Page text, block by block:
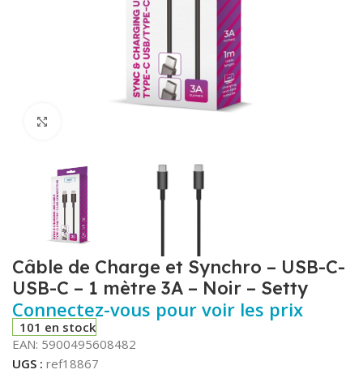
Câble de Charge et Synchro – USB-C-
USB-C – 1 mètre 3A – Noir – Setty
Connectez-vous pour voir les prix
101 en stock
EAN: 5900495608482
UGS : ref18867